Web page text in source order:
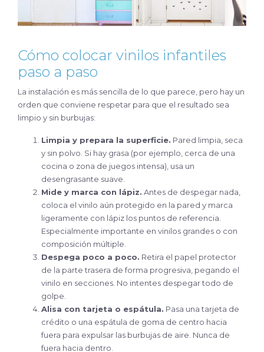
Cómo colocar vinilos infantiles
paso a paso
La instalación es más sencilla de lo que parece, pero hay un
orden que conviene respetar para que el resultado sea
limpio y sin burbujas:
Limpia y prepara la superficie. Pared limpia, seca
y sin polvo. Si hay grasa (por ejemplo, cerca de una
cocina o zona de juegos intensa), usa un
desengrasante suave.
Mide y marca con lápiz. Antes de despegar nada,
coloca el vinilo aún protegido en la pared y marca
ligeramente con lápiz los puntos de referencia.
Especialmente importante en vinilos grandes o con
composición múltiple.
Despega poco a poco. Retira el papel protector
de la parte trasera de forma progresiva, pegando el
vinilo en secciones. No intentes despegar todo de
golpe.
Alisa con tarjeta o espátula. Pasa una tarjeta de
crédito o una espátula de goma de centro hacia
fuera para expulsar las burbujas de aire. Nunca de
fuera hacia dentro.